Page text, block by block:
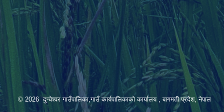
© 2026 दुप्चेश्वर गाउँपालिका,गाउँ कार्यपालिकाको कार्यालय , बागमती प्रदेश, नेपाल